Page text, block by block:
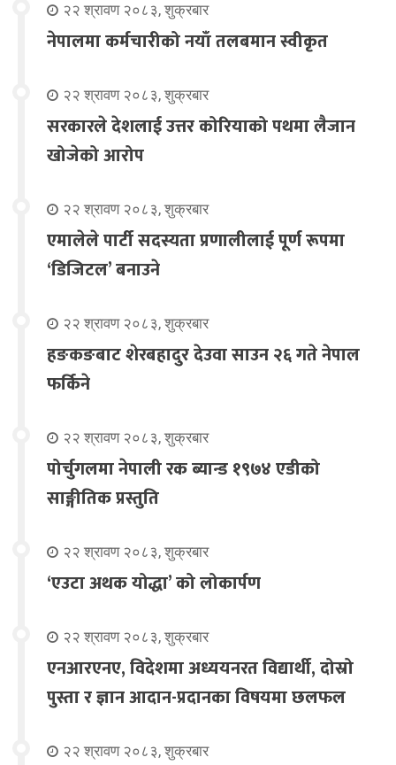
२२ श्रावण २०८३, शुक्रबार
नेपालमा कर्मचारीको नयाँ तलबमान स्वीकृत
२२ श्रावण २०८३, शुक्रबार
सरकारले देशलाई उत्तर कोरियाको पथमा लैजान
खोजेको आरोप
२२ श्रावण २०८३, शुक्रबार
एमालेले पार्टी सदस्यता प्रणालीलाई पूर्ण रूपमा
‘डिजिटल’ बनाउने
२२ श्रावण २०८३, शुक्रबार
हङकङबाट शेरबहादुर देउवा साउन २६ गते नेपाल
फर्किने
२२ श्रावण २०८३, शुक्रबार
पोर्चुगलमा नेपाली रक ब्यान्ड १९७४ एडीको
साङ्गीतिक प्रस्तुति
२२ श्रावण २०८३, शुक्रबार
‘एउटा अथक योद्धा’ को लोकार्पण
२२ श्रावण २०८३, शुक्रबार
एनआरएनए, विदेशमा अध्ययनरत विद्यार्थी, दोस्रो
पुस्ता र ज्ञान आदान-प्रदानका विषयमा छलफल
२२ श्रावण २०८३, शुक्रबार